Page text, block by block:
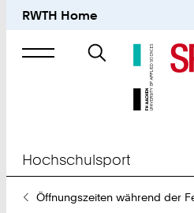
RWTH Home
Suche
nach
Hochschulsport
SieÖffnungszeiten während der